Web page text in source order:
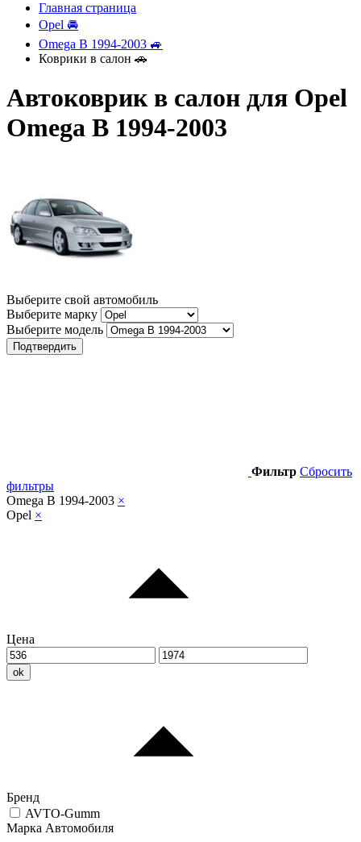
Главная страница
Opel 🚘
Omega B 1994-2003 🚙
Коврики в салон 🚗
Автоковрик в салон для Opel
Omega B 1994-2003
Выберите свой автомобиль
Выберите марку
Выберите модель
Подтвердить
Фильтр Сбросить
фильтры
Omega B 1994-2003 ×
Opel ×
Цена
ok
Бренд
AVTO-Gumm
Марка Автомобиля